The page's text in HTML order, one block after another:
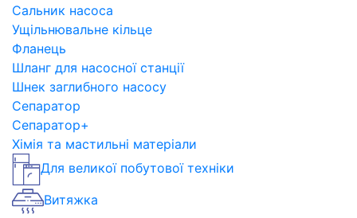
Сальник насоса
Ущільнювальне кільце
Фланець
Шланг для насосної станції
Шнек заглибного насосу
Сепаратор
Сепаратор+
Хімія та мастильні матеріали
Для великої побутової техніки
Витяжка